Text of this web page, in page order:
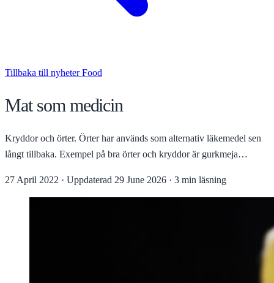
Tillbaka till nyheterFood
Mat som medicin
Kryddor och örter. Örter har används som alternativ läkemedel sen
långt tillbaka. Exempel på bra örter och kryddor är gurkmeja…
27 April 2022 · Uppdaterad 29 June 2026 · 3 min läsning